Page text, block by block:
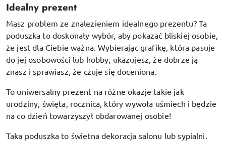
Idealny prezent
Masz problem ze znalezieniem idealnego prezentu? Ta
poduszka to doskonały wybór, aby pokazać bliskiej osobie,
że jest dla Ciebie ważna. Wybierając grafikę, która pasuje
do jej osobowości lub hobby, ukazujesz, że dobrze ją
znasz i sprawiasz, że czuje się doceniona.
To uniwersalny prezent na różne okazje takie jak
urodziny, święta, rocznica, który wywoła uśmiech i będzie
na co dzień towarzyszył obdarowanej osobie!
Taka poduszka to świetna dekoracja salonu lub sypialni.